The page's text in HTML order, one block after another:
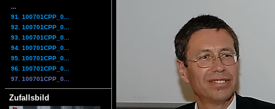
91. 100701CPP_0...
92. 100701CPP_0...
93. 100701CPP_0...
94. 100701CPP_0...
95. 100701CPP_0...
96. 100701CPP_0...
97. 100701CPP_0...
Zufallsbild